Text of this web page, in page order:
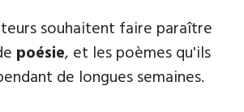
souhaitent ​faire paraître
poésie, et les poèmes qu'ils
de longues semaines.